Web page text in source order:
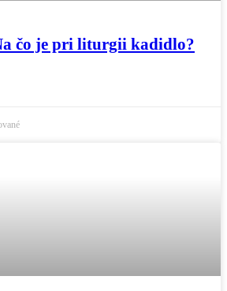
čo je pri liturgii kadidlo?